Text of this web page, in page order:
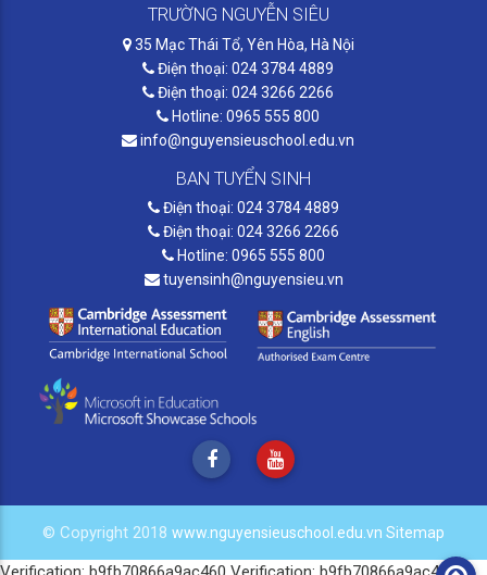
TRƯỜNG NGUYỄN SIÊU
35 Mạc Thái Tổ, Yên Hòa, Hà Nội
Điện thoại: 024 3784 4889
Điện thoại: 024 3266 2266
Hotline: 0965 555 800
info@nguyensieuschool.edu.vn
BAN TUYỂN SINH
Điện thoại: 024 3784 4889
Điện thoại: 024 3266 2266
Hotline: 0965 555 800
tuyensinh@nguyensieu.vn
© Copyright 2018 www.nguyensieuschool.edu.vn Sitemap